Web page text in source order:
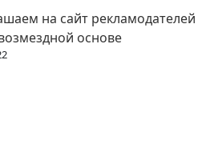
на сайт рекламодателей
основе